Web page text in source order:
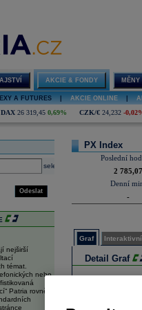
AKCIE & FONDY
A FUTURES AKCIE ONLINE
DAX 26 319,45 0,69% CZK/€ 24,232 -
select
Odeslat
nejširší
témat.
nebo
Patria rovněž
PX Index
Poslední
2 785,07
Denní
-
Graf
Detail Graf
Typ grafu